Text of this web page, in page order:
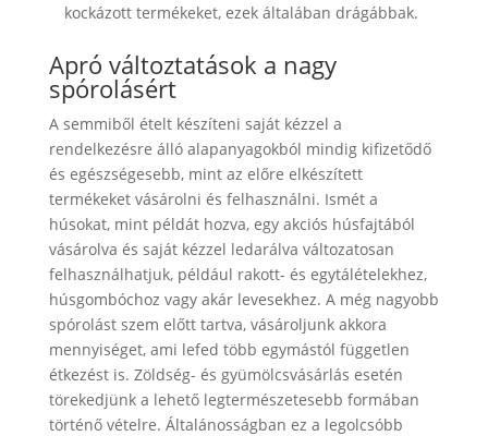
kockázott termékeket, ezek általában drágábbak.
Apró változtatások a nagy
spórolásért
A semmiből ételt készíteni saját kézzel a
rendelkezésre álló alapanyagokból mindig kifizetődő
és egészségesebb, mint az előre elkészített
termékeket vásárolni és felhasználni. Ismét a
húsokat, mint példát hozva, egy akciós húsfajtából
vásárolva és saját kézzel ledarálva változatosan
felhasználhatjuk, például rakott- és egytálételekhez,
húsgombóchoz vagy akár levesekhez. A még nagyobb
spórolást szem előtt tartva, vásároljunk akkora
mennyiséget, ami lefed több egymástól független
étkezést is. Zöldség- és gyümölcsvásárlás esetén
törekedjünk a lehető legtermészetesebb formában
történő vételre. Általánosságban ez a legolcsóbb